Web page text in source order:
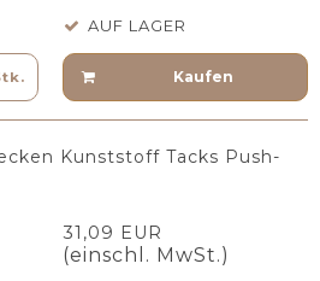
AUF LAGER
Kaufen
Kunststoff Tacks Push-
31,09 EUR
(einschl. MwSt.)